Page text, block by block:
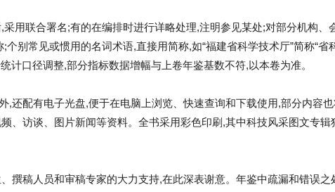
用联合署名;有的在编排时进行详略处理,注明参见某处;对部分机构、
别常见或惯用的名词术语,直接用简称,如“福建省科学技术厅”简称“省
计口径调整,部分指标数据增幅与上卷年鉴基数不符,以本卷为准。
,还配有电子光盘,便于在电脑上浏览、快速查询和下载使用,部分内容
、访谈、图片新闻等资料。全书采用彩色印刷,其中科技风采图文专辑
撰稿人员和审稿专家的大力支持,在此深表谢意。年鉴中疏漏和错误之